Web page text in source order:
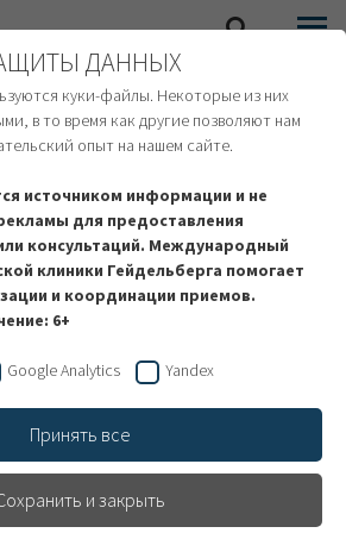
и
ДАННЫХ
куки-файлы. Некоторые из них
в то время как другие позволяют нам
опыт на нашем сайте.
источником информации и не
для предоставления
консультаций. Международный
клиники Гейдельберга помогает
и координации приемов.
6+
Google Analytics Yandex
Принять все
и закрыть